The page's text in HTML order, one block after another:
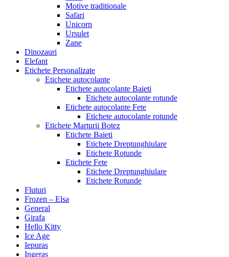
Motive traditionale
Safari
Unicorn
Ursulet
Zane
Dinozauri
Elefant
Etichete Personalizate
Etichete autocolante
Etichete autocolante Baieti
Etichete autocolante rotunde
Etichete autocolante Fete
Etichete autocolante rotunde
Etichete Marturii Botez
Etichete Baieti
Etichete Dreptunghiulare
Etichete Rotunde
Etichete Fete
Etichete Dreptunghiulare
Etichete Rotunde
Fluturi
Frozen – Elsa
General
Girafa
Hello Kitty
Ice Age
Iepuras
Ingeras